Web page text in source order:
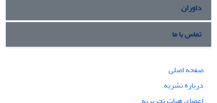
داوران
تماس با ما
صفحه اصلی
درباره نشریه